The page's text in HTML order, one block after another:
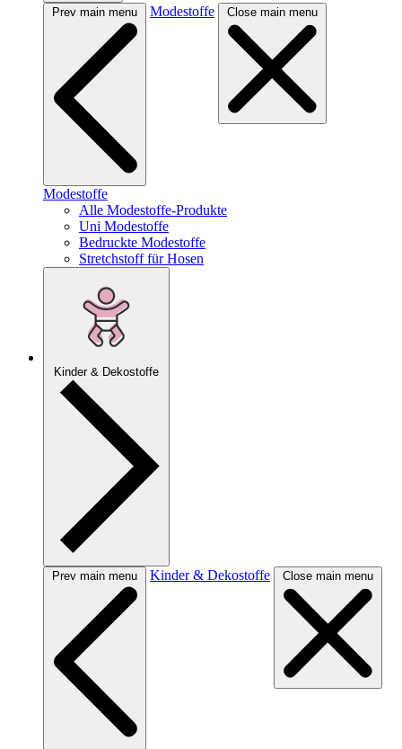
Prev main menu Modestoffe Close main menu
Modestoffe
Alle Modestoffe-Produkte
Uni Modestoffe
Bedruckte Modestoffe
Stretchstoff für Hosen
Kinder & Dekostoffe
Prev main menu Kinder & Dekostoffe Close main menu